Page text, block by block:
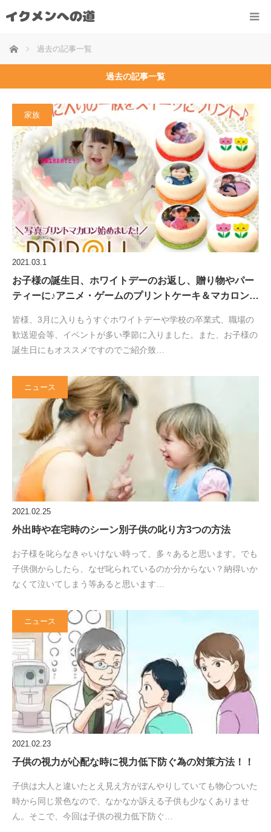
ホーム 過去の記事一覧
過去の記事一覧
家族
2021.03.1
お子様の誕生日、ホワイトデーのお返し、贈り物やパー
ティーに♪アニメ・ゲームのプリントケーキ＆マカロン…
皆様、3月に入りもうすぐホワイトデーや学校の卒業式、職場の
歓送迎会等、イベントが多い季節に入りました。また、お子様の
誕生日にもオススメですのでご紹介致…
ニュース
2021.02.25
外出時や在宅時のシーン別子供の叱り方3つの方法
お子様を叱らなきゃいけない時って、多々あると思います。でも
子供側からしたら、なぜ叱られているのか分からない？納得いか
なくて泣いてしまう等あると思います…
ニュース
2021.02.23
子供の視力が心配な時に視力低下防ぐ為の対策方法！！
子供は大人と違いたとえ見え方がぼんやりしていても物心ついた
時から同じ景色なので、なかなか訴える子供も少なくありませ
ん。そこで、今回は子供の視力低下防ぐ…